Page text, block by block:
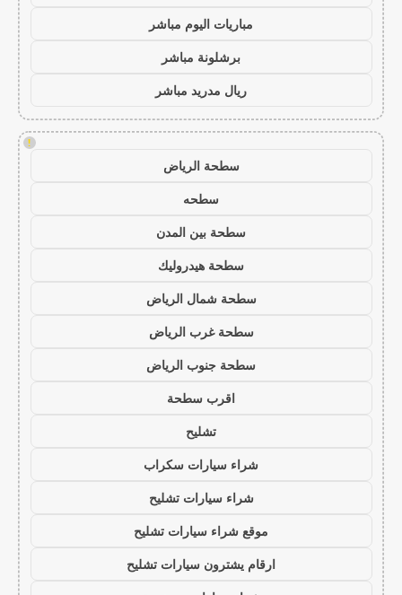
مباريات اليوم مباشر
برشلونة مباشر
ريال مدريد مباشر
!
سطحة الرياض
سطحه
سطحة بين المدن
سطحة هيدروليك
سطحة شمال الرياض
سطحة غرب الرياض
سطحة جنوب الرياض
اقرب سطحة
تشليح
شراء سيارات سكراب
شراء سيارات تشليح
موقع شراء سيارات تشليح
ارقام يشترون سيارات تشليح